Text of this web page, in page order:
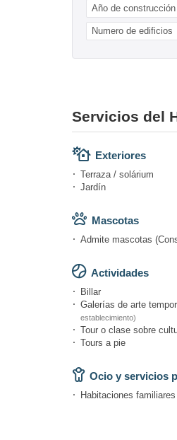
Año de construcción
Numero de edificios
Servicios del
Exteriores
Terraza / solárium
Jardín
Mascotas
Admite mascotas
Actividades
Billar
Galerías de arte
establecimiento)
Tour o clase sobre
Tours a pie
Ocio y servicios
Habitaciones familiares